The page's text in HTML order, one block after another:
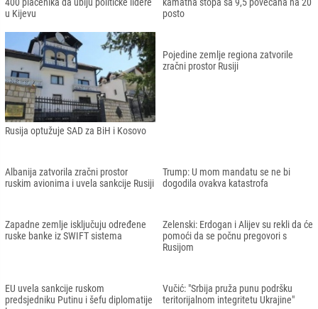
Crna Gora se pridružila svim
sankcijama Evropske unije protiv
Rusije
dužnosnika: Dogovorena druga runda
pregovora
Ukrajinski ambasador: Rusija poslala
400 plaćenika da ubiju političke lidere
Vrijednost ruske rublje stalno opada,
kamatna stopa sa 9,5 povećana na 20
Pojedine zemlje regiona zatvorile
zračni prostor Rusiji